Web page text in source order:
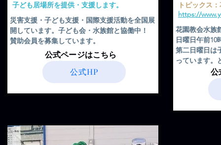
​子ども居場所を提供・支援します。
​災害支援・子ども支援・国際支援活動を全国展
開しています。子ども会・水族館と協働中！
賛助会員を募集しています。
​公式ページはこちら
公式HP
トピックス
https://
花園教会水族
日曜日午前
第二日曜日は
っています。
公